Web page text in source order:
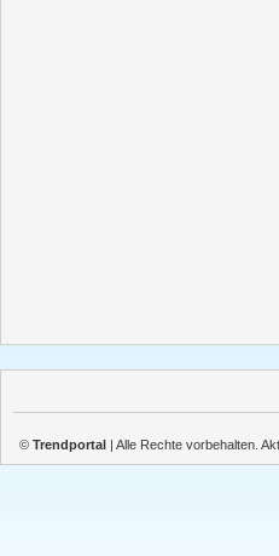
© Trendportal | Alle Rechte vorbehalten.